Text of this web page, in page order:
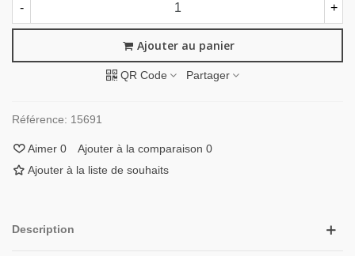
- +
Ajouter au panier
QR Code Partager
Référence: 15691
Aimer 0 Ajouter à la comparaison 0
Ajouter à la liste de souhaits
Description